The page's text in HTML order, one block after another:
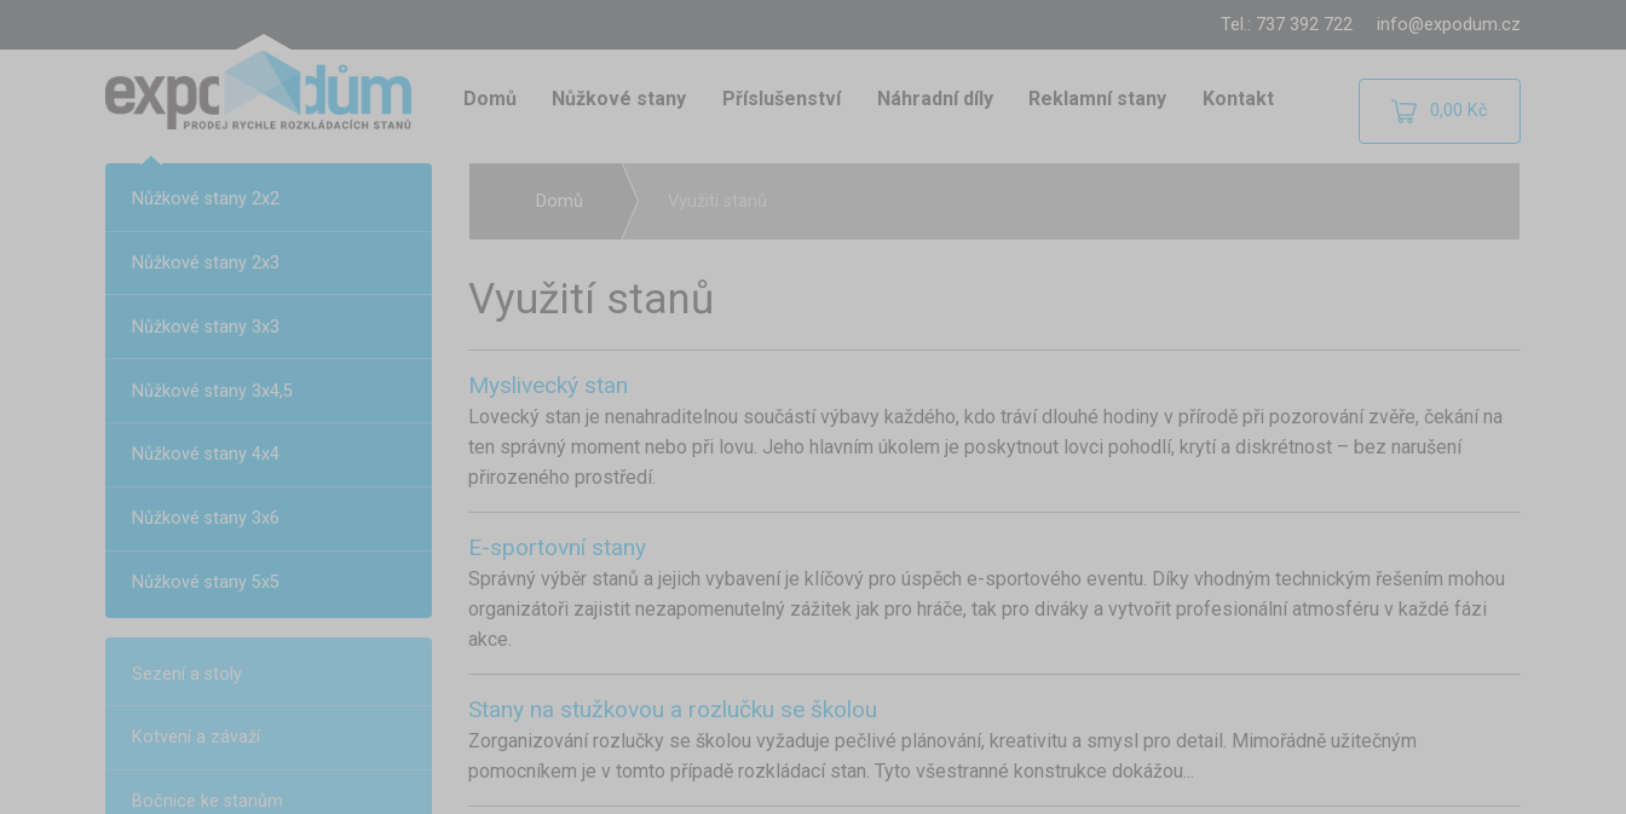
Tel.: 737 392 722 info@expodum.cz
Domů Nůžkové stany Příslušenství Náhradní díly Reklamní stany Kontakt 0,00 Kč
Nůžkové stany 2x2
Nůžkové stany 2x3
Nůžkové stany 3x3
Nůžkové stany 3x4,5
Nůžkové stany 4x4
Nůžkové stany 3x6
Nůžkové stany 5x5
Sezení a stoly
Kotvení a závaží
Bočnice ke stanům
Domů
Využití stanů
Myslivecký stan
Lovecký stan je nenahraditelnou součástí výbavy každého, kdo tráví dlouhé hodiny v přírodě při pozorování zvěře, čekání na
ten správný moment nebo při lovu. Jeho hlavním úkolem je poskytnout lovci pohodlí, krytí a diskrétnost – bez narušení
přirozeného prostředí.
E-sportovní stany
Správný výběr stanů a jejich vybavení je klíčový pro úspěch e-sportového eventu. Díky vhodným technickým řešením mohou
organizátoři zajistit nezapomenutelný zážitek jak pro hráče, tak pro diváky a vytvořit profesionální atmosféru v každé fázi
akce.
Stany na stužkovou a rozlučku se školou
Zorganizování rozlučky se školou vyžaduje pečlivé plánování, kreativitu a smysl pro detail. Mimořádně užitečným
pomocníkem je v tomto případě rozkládací stan. Tyto všestranné konstrukce dokážou...